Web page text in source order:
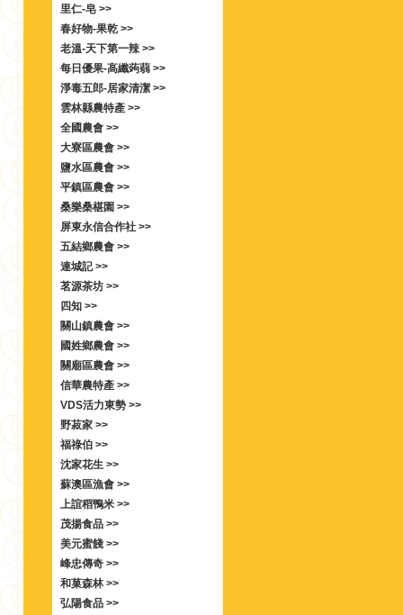
里仁-皂 >>
春好物-果乾 >>
老溫-天下第一辣 >>
每日優果-高纖蒟蒻 >>
淨毒五郎-居家清潔 >>
雲林縣農特產 >>
全國農會 >>
大寮區農會 >>
鹽水區農會 >>
平鎮區農會 >>
桑樂桑椹園 >>
屏東永信合作社 >>
五結鄉農會 >>
連城記 >>
茗源茶坊 >>
四知 >>
關山鎮農會 >>
國姓鄉農會 >>
關廟區農會 >>
信華農特產 >>
VDS活力東勢 >>
野菽家 >>
福祿伯 >>
沈家花生 >>
蘇澳區漁會 >>
上誼稻鴨米 >>
茂揚食品 >>
美元蜜餞 >>
峰忠傳奇 >>
和菓森林 >>
弘陽食品 >>